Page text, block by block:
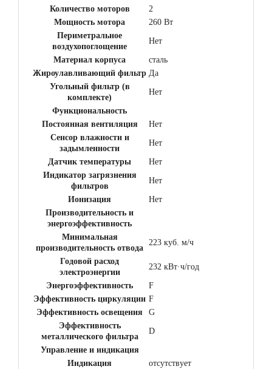
Количество моторов
2
Мощность мотора
260 Вт
Периметральное
воздухопоглощение
Нет
Материал корпуса
сталь
Жироулавливающий фильтр Да
Угольный фильтр (в
комплекте)
Нет
Функциональность
Постоянная вентиляция
Нет
Сенсор влажности и
задымленности
Нет
Датчик температуры
Нет
Индикатор загрязнения
фильтров
Нет
Ионизация
Нет
Производительность и
энергоэффективность
Минимальная
производительность отвода
223 куб. м/ч
Годовой расход
электроэнергии
232 кВт·ч/год
Энергоэффективность
F
Эффективность циркуляции F
Эффективность освещения
G
Эффективность
металлического фильтра
D
Управление и индикация
Индикация
отсутствует